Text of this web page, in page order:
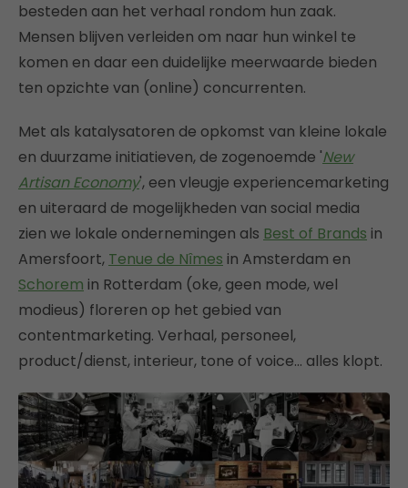
besteden aan het verhaal rondom hun zaak.
Mensen blijven verleiden om naar hun winkel te
komen en daar een duidelijke meerwaarde bieden
ten opzichte van (online) concurrenten.
Met als katalysatoren de opkomst van kleine lokale
en duurzame initiatieven, de zogenoemde 'New
Artisan Economy', een vleugje experiencemarketing
en uiteraard de mogelijkheden van social media
zien we lokale ondernemingen als Best of Brands in
Amersfoort, Tenue de Nȋmes in Amsterdam en
Schorem in Rotterdam (oke, geen mode, wel
modieus) floreren op het gebied van
contentmarketing. Verhaal, personeel,
product/dienst, interieur, tone of voice… alles klopt.